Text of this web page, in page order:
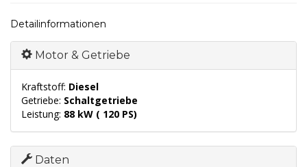
Detailinformationen
Motor & Getriebe
Kraftstoff: Diesel
Getriebe: Schaltgetriebe
Leistung: 88 kW ( 120 PS)
Daten